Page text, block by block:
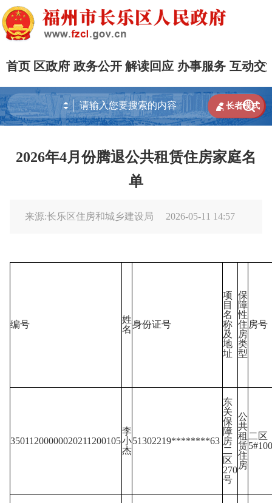
首页 区政府 政务公开 解读回应 办事服务 互动交

 长者模式
2026年4月份腾退公共租赁住房家庭名
单
来源:长乐区住房和城乡建设局 2026-05-11 14:57
编号
姓
名身份证号
项
目
名
称
及
地
址
保
障
性
住
房
类
型
房号
35011200000020211200105
李
小
杰
51302219********63
东
关
保
障
房
二
区
270
号
公
共
租
赁
住
房
二区